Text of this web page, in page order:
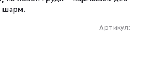
шарм.
Артикул: